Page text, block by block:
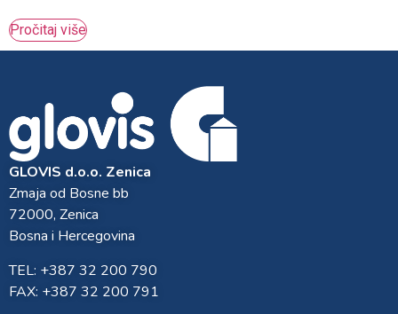
Pročitaj više
GLOVIS d.o.o. Zenica
Zmaja od Bosne bb
72000, Zenica
Bosna i Hercegovina
TEL: +387 32 200 790
FAX: +387 32 200 791